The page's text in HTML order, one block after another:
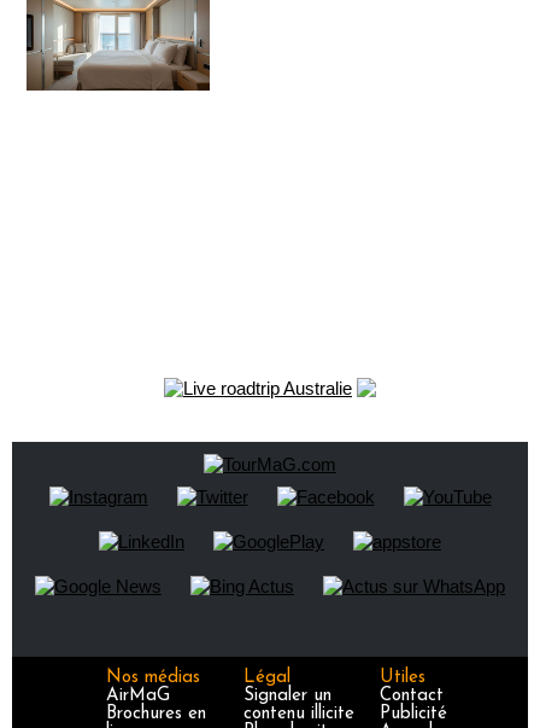
Nos médias
AirMaG
Brochures en
Légal
Signaler un
contenu illicite
Utiles
Contact
Publicité